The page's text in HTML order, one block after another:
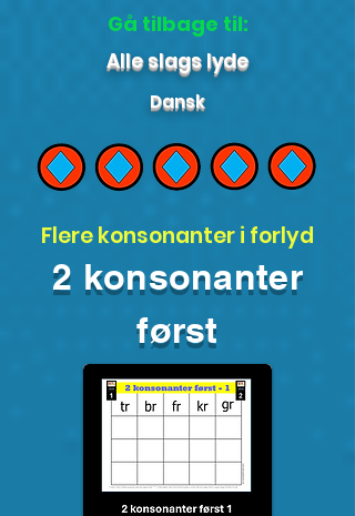
Gå tilbage til:
Alle slags lyde
Dansk
Flere konsonanter i forlyd
2 konsonanter
først